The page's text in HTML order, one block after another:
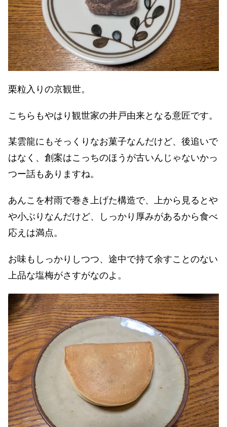
栗粒入りの京観世。
こちらもやはり観世家の井戸由来となる意匠です。
某雲龍にもそっくりなお菓子なんだけど、後追いで
はなく、創案はこっちのほうが古いんじゃないかっ
つー話もありますね。
あんこを村雨で巻き上げた構造で、上から見るとや
や小ぶりなんだけど、しっかり厚みがあるから食べ
応えは満点。
お味もしっかりしつつ、途中で持て余すことのない
上品な塩梅がさすがなのよ。